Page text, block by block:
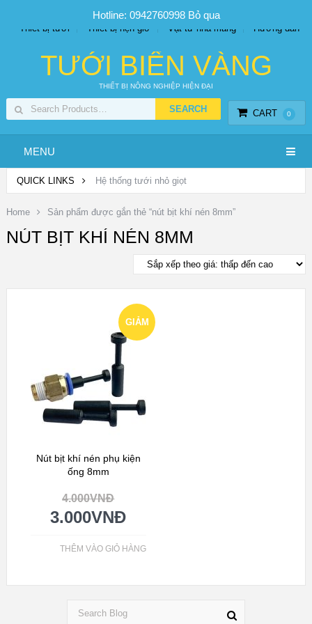
SP PHUN SƯƠNG GIÁ TỐT Bộ KIT tưới
Thiết bị tưới
Thiết bị hẹn giờ Vật tư nhà màng Hướng dẫn
TƯỚI BIỂN VÀNG
THIẾT BỊ NÔNG NGHIỆP HIỆN ĐẠI
CART 0
MENU
QUICK LINKS Hệ thống tưới nhỏ giọt
Home Sản phẩm được gắn thẻ “nút bịt khí nén 8mm”
NÚT BỊT KHÍ NÉN 8MM
GIẢM
Nút bịt khí nén phụ kiện
ống 8mm
4.000VNĐ
3.000VNĐ
THÊM VÀO GIỎ HÀNG
Hotline: 0942760998 Bỏ qua